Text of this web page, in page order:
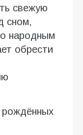
свежую
сном,
народным
обрести
рождённых